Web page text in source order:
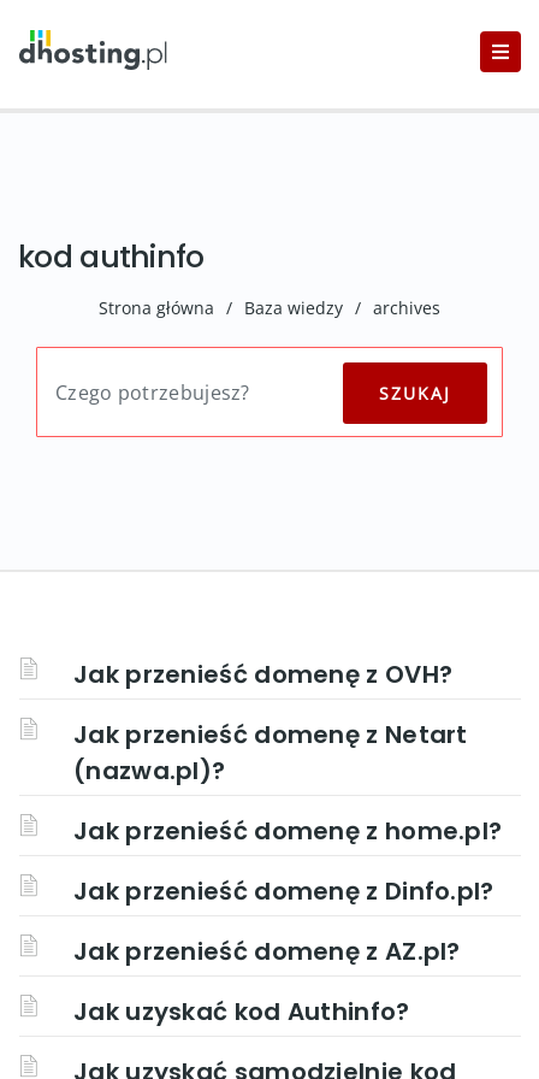
kod authinfo
Strona główna / Baza wiedzy / archives
Jak przenieść domenę z OVH?
Jak przenieść domenę z Netart
(nazwa.pl)?
Jak przenieść domenę z home.pl?
Jak przenieść domenę z Dinfo.pl?
Jak przenieść domenę z AZ.pl?
Jak uzyskać kod Authinfo?
Jak uzyskać samodzielnie kod